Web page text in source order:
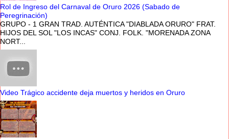
Rol de Ingreso del Carnaval de Oruro 2026 (Sabado de
Peregrinación)
GRUPO - 1 GRAN TRAD. AUTÉNTICA "DIABLADA ORURO" FRAT.
HIJOS DEL SOL "LOS INCAS" CONJ. FOLK. "MORENADA ZONA
NORT...
Video Trágico accidente deja muertos y heridos en Oruro